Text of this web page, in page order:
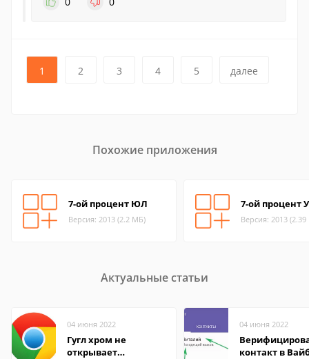
1 2 3 4 5 далее
Похожие приложения
7-ой процент ЮЛ
Версия: 2013 (2.2 МБ)
7-ой процент
Версия: 2013
Актуальные статьи
04 июня 2022
Гугл хром не
открывает
04 июня 2022
контакт в